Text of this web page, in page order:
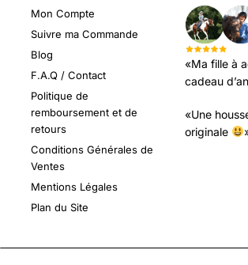
Mon Compte
Suivre ma Commande
Blog
F.A.Q / Contact
Politique de
remboursement et de
retours
Conditions Générales de
Ventes
Mentions Légales
Plan du Site
«Ma fille à
cadeau
«Une
originale